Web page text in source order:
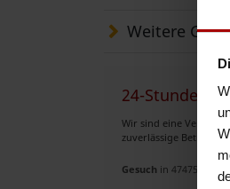
Weitere
24-Stunden-
Wir sind eine
zuverlässige
Gesuch in 47475,